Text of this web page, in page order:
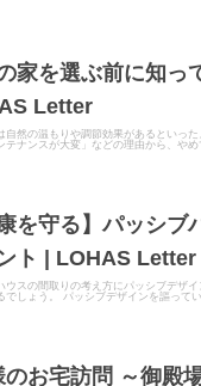
家を選ぶ前に知っ
Letter
自然の温もりや調節効果があるといっ
テナンスが大変」などの理由から、や
康を守る】パッシ
ト | LOHAS Letter
ウスの間取りの考え方にパッシブデザ
でしょう。 パッシブデザインを謳って
のお宅訪問 ～御殿